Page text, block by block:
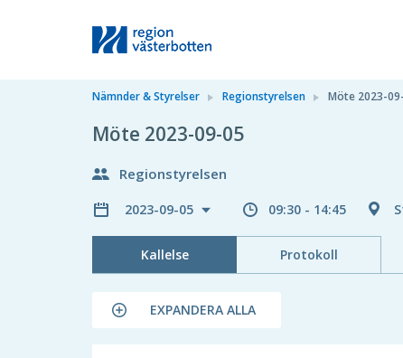
Nämnder & Styrelser Regionstyrelsen Möte 2023-
Möte 2023-09-05
Regionstyrelsen
2023-09-05 09:30 - 14:45
Kallelse Protokoll
EXPANDERA ALLA